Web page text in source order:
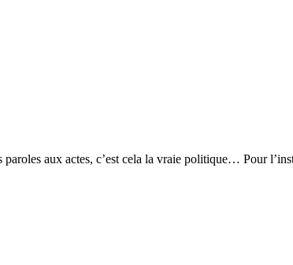
aux actes, c’est cela la vraie politique… Pour